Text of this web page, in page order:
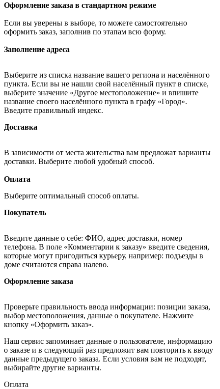
Оформление заказа в стандартном режиме
Если вы уверены в выборе, то можете самостоятельно
оформить заказ, заполнив по этапам всю форму.
Заполнение адреса
Выберите из списка название вашего региона и населённого
пункта. Если вы не нашли свой населённый пункт в списке,
выберите значение «Другое местоположение» и впишите
название своего населённого пункта в графу «Город».
Введите правильный индекс.
Доставка
В зависимости от места жительства вам предложат варианты
доставки. Выберите любой удобный способ.
Оплата
Выберите оптимальный способ оплаты.
Покупатель
Введите данные о себе: ФИО, адрес доставки, номер
телефона. В поле «Комментарии к заказу» введите сведения,
которые могут пригодиться курьеру, например: подъезды в
доме считаются справа налево.
Оформление заказа
Проверьте правильность ввода информации: позиции заказа,
выбор местоположения, данные о покупателе. Нажмите
кнопку «Оформить заказ».
Наш сервис запоминает данные о пользователе, информацию
о заказе и в следующий раз предложит вам повторить к вводу
данные предыдущего заказа. Если условия вам не подходят,
выбирайте другие варианты.
Оплата